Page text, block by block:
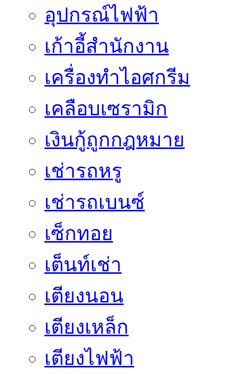
อุปกรณ์ไฟฟ้า
เก้าอี้สำนักงาน
เครื่องทำไอศกรีม
เคลือบเซรามิก
เงินกู้ถูกกฎหมาย
เช่ารถหรู
เช่ารถเบนซ์
เซ็กทอย
เต็นท์เช่า
เตียงนอน
เตียงเหล็ก
เตียงไฟฟ้า